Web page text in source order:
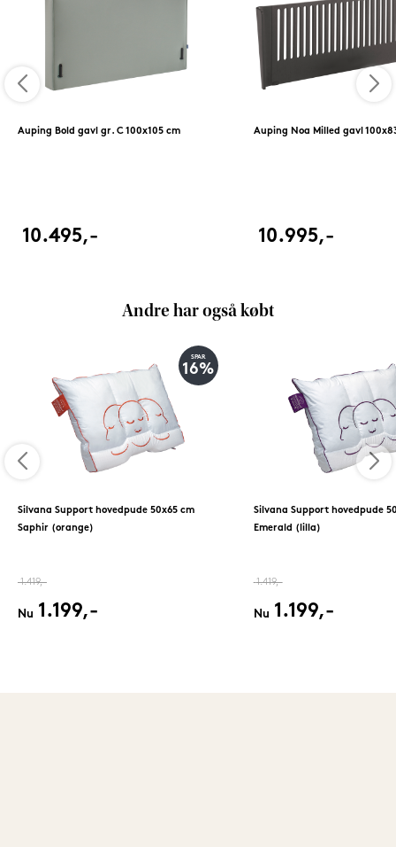
Auping Bold gavl gr. C 100x105 cm
10.495,-
Auping Noa Milled gavl
10.995,-
Andre har også købt
SPAR
16%
Silvana Support hovedpude 50x65 cm
Saphir (orange)
1.419,-
Nu 1.199,-
Silvana Support hovedpude
Emerald (lilla)
1.419,-
Nu 1.199,-